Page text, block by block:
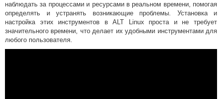
наблюдать за процессами и ресурсами в реальном времени, помогая
определять и устранять возникающие проблемы. Установка и
настройка этих инструментов в ALT Linux проста и не требует
значительного времени, что делает их удобными инструментами для
любого пользователя.